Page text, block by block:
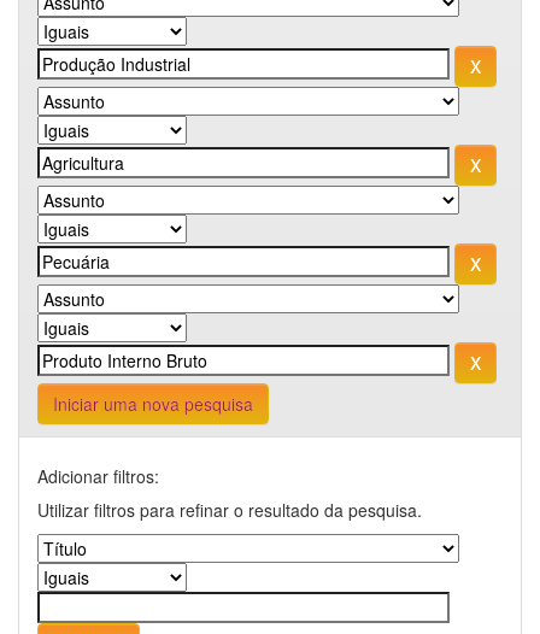
Iniciar uma nova pesquisa
Adicionar filtros:
Utilizar filtros para refinar o resultado da pesquisa.